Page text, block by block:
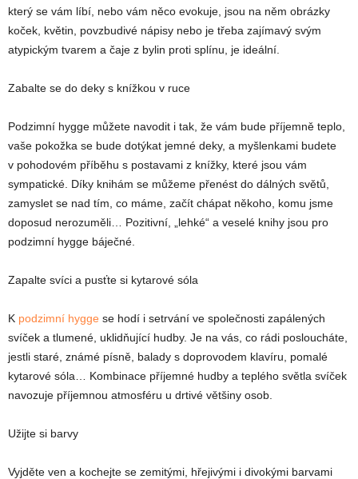
který se vám líbí, nebo vám něco evokuje, jsou na něm obrázky
koček, květin, povzbudivé nápisy nebo je třeba zajímavý svým
atypickým tvarem a čaje z bylin proti splínu, je ideální.
Zabalte se do deky s knížkou v ruce
Podzimní hygge můžete navodit i tak, že vám bude příjemně teplo,
vaše pokožka se bude dotýkat jemné deky, a myšlenkami budete
v pohodovém příběhu s postavami z knížky, které jsou vám
sympatické. Díky knihám se můžeme přenést do dálných světů,
zamyslet se nad tím, co máme, začít chápat někoho, komu jsme
doposud nerozuměli… Pozitivní, „lehké“ a veselé knihy jsou pro
podzimní hygge báječné.
Zapalte svíci a pusťte si kytarové sóla
K podzimní hygge se hodí i setrvání ve společnosti zapálených
svíček a tlumené, uklidňující hudby. Je na vás, co rádi posloucháte,
jestli staré, známé písně, balady s doprovodem klavíru, pomalé
kytarové sóla… Kombinace příjemné hudby a teplého světla svíček
navozuje příjemnou atmosféru u drtivé většiny osob.
Užijte si barvy
Vyjděte ven a kochejte se zemitými, hřejivými i divokými barvami